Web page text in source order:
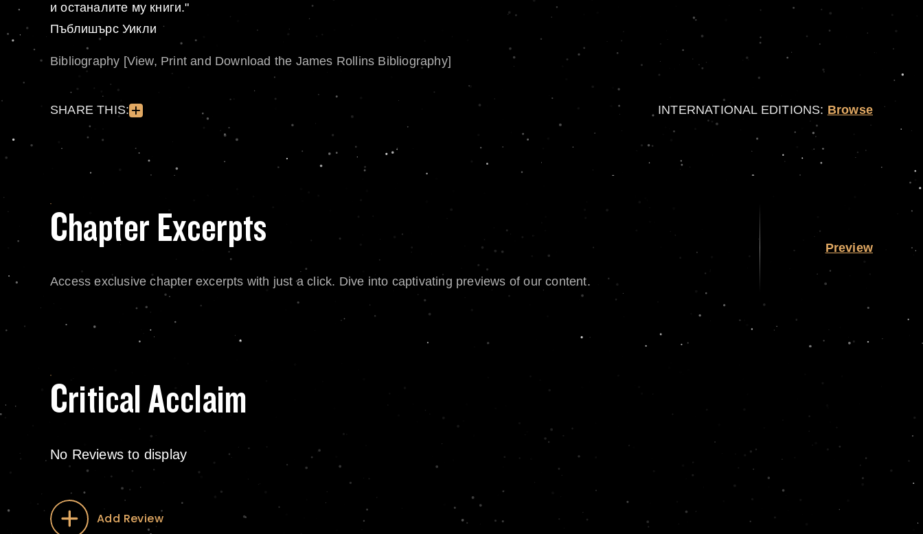
и останалите му книги."
Пъблишърс Уикли
Bibliography [View, Print and Download the James Rollins Bibliography]
SHARE THIS: INTERNATIONAL EDITIONS: Browse
Chapter Excerpts
Access exclusive chapter excerpts with just a click. Dive into captivating previews of our content.
Preview
Critical Acclaim
No Reviews to display
Add Review